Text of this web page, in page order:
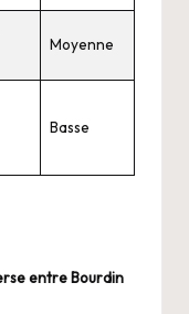
Moyenne
Basse
entre Bourdin